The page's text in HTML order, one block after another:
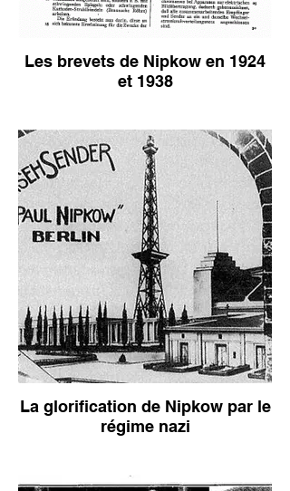
Les brevets de Nipkow en 1924
et 1938
La glorification de Nipkow par le
régime nazi